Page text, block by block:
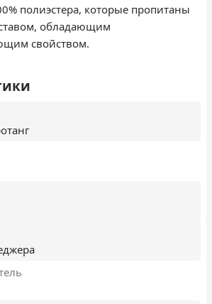
полиэстера, которые пропитаны
обладающим
свойством.